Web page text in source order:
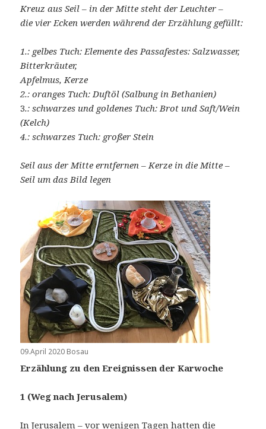
Kreuz aus Seil – in der Mitte steht der Leuchter –
die vier Ecken werden während der Erzählung gefüllt:
1.: gelbes Tuch: Elemente des Passafestes: Salzwasser,
Bitterkräuter,
Apfelmus, Kerze
2.: oranges Tuch: Duftöl (Salbung in Bethanien)
3.: schwarzes und goldenes Tuch: Brot und Saft/Wein
(Kelch)
4.: schwarzes Tuch: großer Stein
Seil aus der Mitte erntfernen – Kerze in die Mitte –
Seil um das Bild legen
09.April 2020 Bosau
Erzählung zu den Ereignissen der Karwoche
1 (Weg nach Jerusalem)
In Jerusalem – vor wenigen Tagen hatten die